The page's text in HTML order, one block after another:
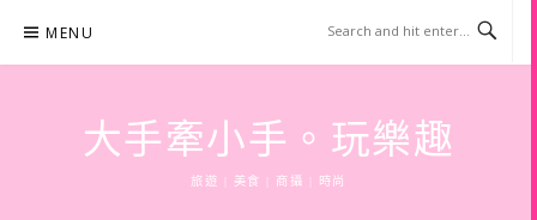
content
MENU
大手牽小手。玩樂趣
旅遊 | 美食 | 商攝 | 時尚